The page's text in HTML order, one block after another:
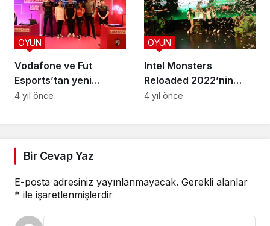
Vodafone ve Fut
Esports’tan yeni
ortaklık
OYUN
4 yıl önce
Intel Monsters
Reloaded 2022’nin
kazananı Eternal Fire
OYUN
4 yıl önce
Bir Cevap Yaz
E-posta adresiniz yayınlanmayacak. Gerekli alanlar
* ile işaretlenmişlerdir